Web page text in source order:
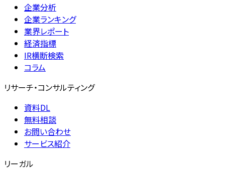
企業分析
企業ランキング
業界レポート
経済指標
IR横断検索
コラム
リサーチ・コンサルティング
資料DL
無料相談
お問い合わせ
サービス紹介
リーガル